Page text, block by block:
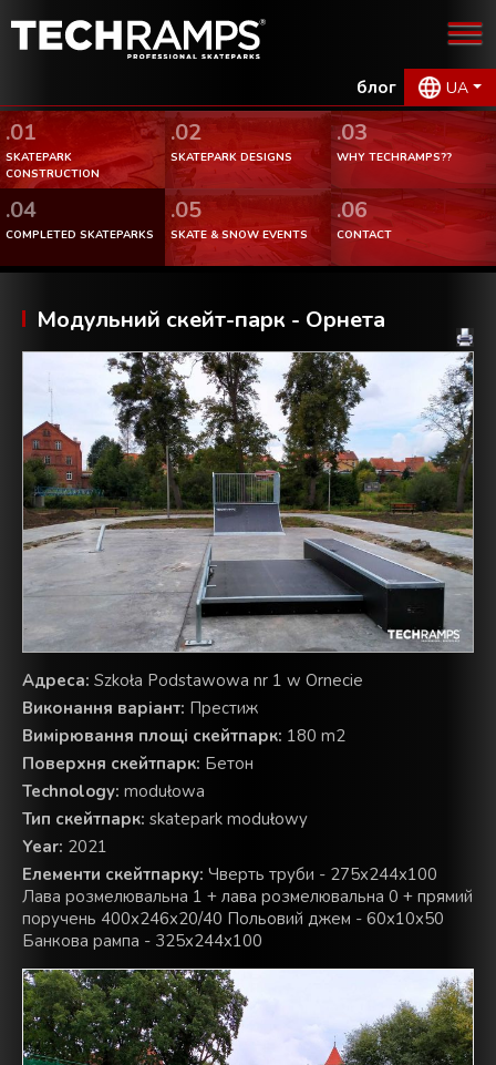
блог UA
.01
SKATEPARK
CONSTRUCTION
.02
SKATEPARK DESIGNS
.03
WHY TECHRAMPS??
.04
COMPLETED SKATEPARKS
.05
SKATE & SNOW EVENTS
.06
CONTACT
Модульний скейт-парк - Орнета
Aдреса: Szkoła Podstawowa nr 1 w Ornecie
Виконання варіант: Престиж
Вимірювання площі скейтпарк: 180 m2
Поверхня скейтпарк: Бетон
Technology: modułowa
Тип скейтпарк: skatepark modułowy
Year: 2021
Елементи скейтпарку: Чверть труби - 275x244x100
Лава розмелювальна 1 + лава розмелювальна 0 + прямий
поручень 400x246x20/40 Польовий джем - 60x10x50
Банкова рампа - 325x244x100